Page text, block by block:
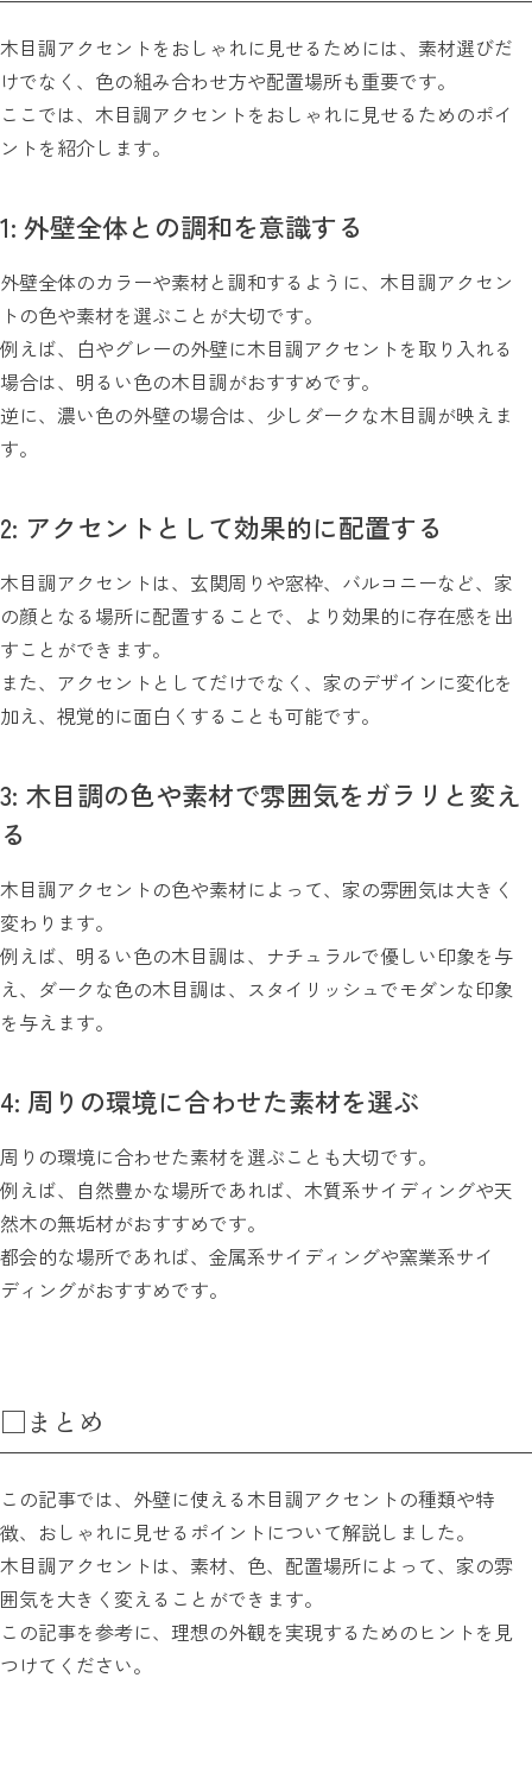
木目調アクセントをおしゃれに見せるためには、素材選びだ
けでなく、色の組み合わせ方や配置場所も重要です。
ここでは、木目調アクセントをおしゃれに見せるためのポイ
ントを紹介します。
1: 外壁全体との調和を意識する
外壁全体のカラーや素材と調和するように、木目調アクセン
トの色や素材を選ぶことが大切です。
例えば、白やグレーの外壁に木目調アクセントを取り入れる
場合は、明るい色の木目調がおすすめです。
逆に、濃い色の外壁の場合は、少しダークな木目調が映えま
す。
2: アクセントとして効果的に配置する
木目調アクセントは、玄関周りや窓枠、バルコニーなど、家
の顔となる場所に配置することで、より効果的に存在感を出
すことができます。
また、アクセントとしてだけでなく、家のデザインに変化を
加え、視覚的に面白くすることも可能です。
3: 木目調の色や素材で雰囲気をガラリと変え
る
木目調アクセントの色や素材によって、家の雰囲気は大きく
変わります。
例えば、明るい色の木目調は、ナチュラルで優しい印象を与
え、ダークな色の木目調は、スタイリッシュでモダンな印象
を与えます。
4: 周りの環境に合わせた素材を選ぶ
周りの環境に合わせた素材を選ぶことも大切です。
例えば、自然豊かな場所であれば、木質系サイディングや天
然木の無垢材がおすすめです。
都会的な場所であれば、金属系サイディングや窯業系サイ
ディングがおすすめです。
□まとめ
この記事では、外壁に使える木目調アクセントの種類や特
徴、おしゃれに見せるポイントについて解説しました。
木目調アクセントは、素材、色、配置場所によって、家の雰
囲気を大きく変えることができます。
この記事を参考に、理想の外観を実現するためのヒントを見
つけてください。